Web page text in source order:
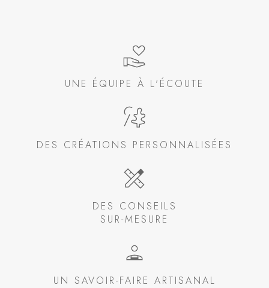
UNE ÉQUIPE À L'ÉCOUTE
DES CRÉATIONS PERSONNALISÉES
DES CONSEILS
SUR-MESURE
UN SAVOIR-FAIRE ARTISANAL